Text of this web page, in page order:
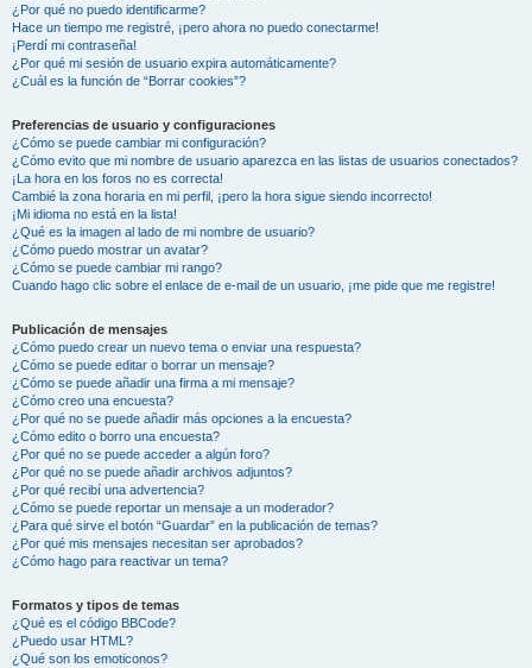
¿Por qué no puedo identificarme?
Hace un tiempo me registré, ¡pero ahora no puedo conectarme!
¡Perdí mi contraseña!
¿Por qué mi sesión de usuario expira automáticamente?
¿Cuál es la función de “Borrar cookies”?
Preferencias de usuario y configuraciones
¿Cómo se puede cambiar mi configuración?
¿Cómo evito que mi nombre de usuario aparezca en las listas de usuarios conectados?
¡La hora en los foros no es correcta!
Cambié la zona horaria en mi perfil, ¡pero la hora sigue siendo incorrecto!
¡Mi idioma no está en la lista!
¿Qué es la imagen al lado de mi nombre de usuario?
¿Cómo puedo mostrar un avatar?
¿Cómo se puede cambiar mi rango?
Cuando hago clic sobre el enlace de e-mail de un usuario, ¡me pide que me registre!
Publicación de mensajes
¿Cómo puedo crear un nuevo tema o enviar una respuesta?
¿Cómo se puede editar o borrar un mensaje?
¿Cómo se puede añadir una firma a mi mensaje?
¿Cómo creo una encuesta?
¿Por qué no se puede añadir más opciones a la encuesta?
¿Cómo edito o borro una encuesta?
¿Por qué no se puede acceder a algún foro?
¿Por qué no se puede añadir archivos adjuntos?
¿Por qué recibí una advertencia?
¿Cómo se puede reportar un mensaje a un moderador?
¿Para qué sirve el botón “Guardar” en la publicación de temas?
¿Por qué mis mensajes necesitan ser aprobados?
¿Cómo hago para reactivar un tema?
Formatos y tipos de temas
¿Qué es el código BBCode?
¿Puedo usar HTML?
¿Qué son los emoticonos?